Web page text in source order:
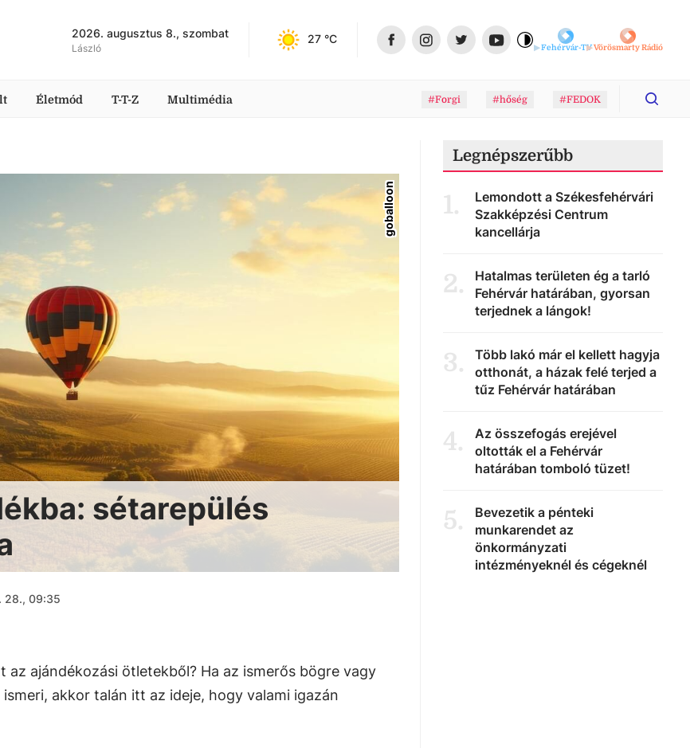
2026. augusztus 8., szombat
László
27 °C
Fehérvár-TVVörösmarty Rádió
Életmód T-T-Z Multimédia #Forgi #hőség #FEDOK
goballoon
sétarepülés
28., 09:35
ajándékozási ötletekből? Ha az ismerős bögre vagy
akkor talán itt az ideje, hogy valami igazán
Legnépszerűbb
1.
Lemondott a Székesfehérvári
Szakképzési Centrum
kancellárja
2.
Hatalmas területen ég a tarló
Fehérvár határában, gyorsan
terjednek a lángok!
3.
Több lakó már el kellett hagyja
otthonát, a házak felé terjed a
tűz Fehérvár határában
4.
Az összefogás erejével
oltották el a Fehérvár
határában tomboló tüzet!
5.
Bevezetik a pénteki
munkarendet az
önkormányzati
intézményeknél és cégeknél